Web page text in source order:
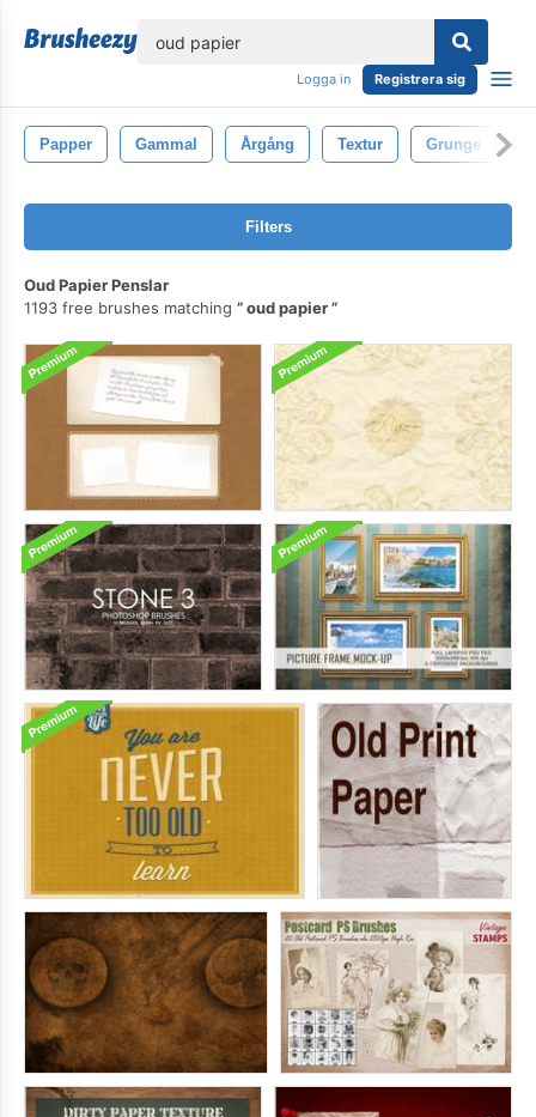
Logga in Registrera sig
Papper Gammal Årgång Textur Grunge
Filters
Oud Papier Penslar
1193 free brushes matching
oud papier